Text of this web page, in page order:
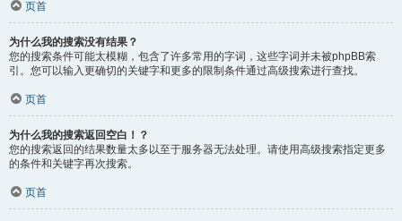
页首
为什么我的搜索没有结果？
您的搜索条件可能太模糊，包含了许多常用的字词，这些字词并未被phpBB索
引。您可以输入更确切的关键字和更多的限制条件通过高级搜索进行查找。
页首
为什么我的搜索返回空白！？
您的搜索返回的结果数量太多以至于服务器无法处理。请使用高级搜索指定更多
的条件和关键字再次搜索。
页首